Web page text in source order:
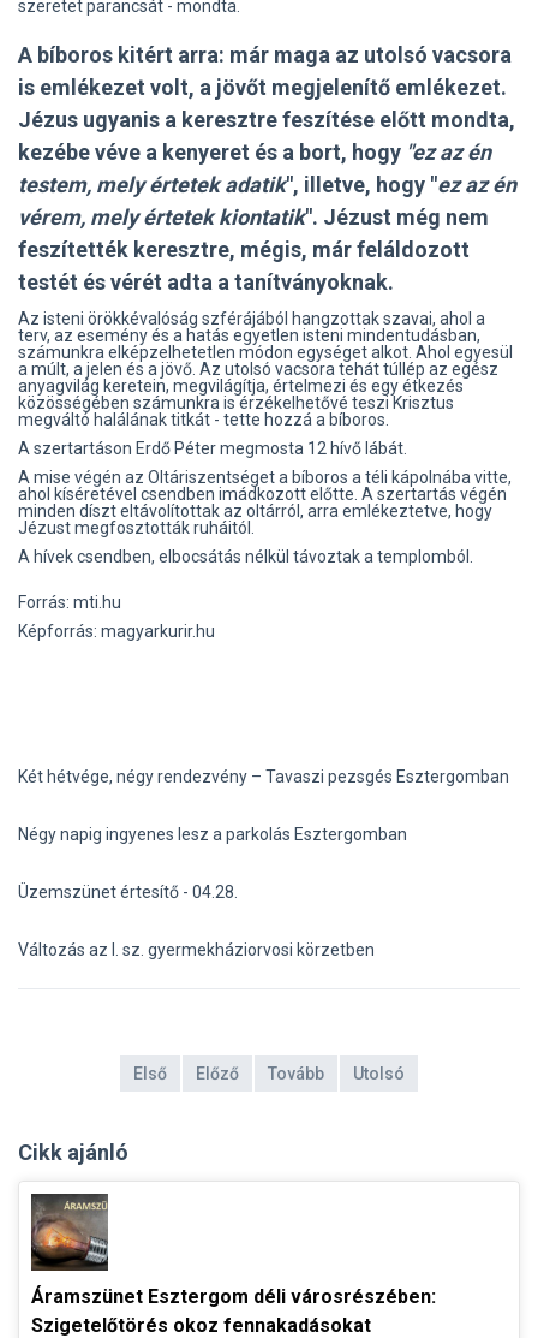
szeretet parancsát - mondta.
A bíboros kitért arra: már maga az utolsó vacsora
is emlékezet volt, a jövőt megjelenítő emlékezet.
Jézus ugyanis a keresztre feszítése előtt mondta,
kezébe véve a kenyeret és a bort, hogy "ez az én
testem, mely értetek adatik", illetve, hogy "ez az én
vérem, mely értetek kiontatik". Jézust még nem
feszítették keresztre, mégis, már feláldozott
testét és vérét adta a tanítványoknak.
Az isteni örökkévalóság szférájából hangzottak szavai, ahol a
terv, az esemény és a hatás egyetlen isteni mindentudásban,
számunkra elképzelhetetlen módon egységet alkot. Ahol egyesül
a múlt, a jelen és a jövő. Az utolsó vacsora tehát túllép az egész
anyagvilág keretein, megvilágítja, értelmezi és egy étkezés
közösségében számunkra is érzékelhetővé teszi Krisztus
megváltó halálának titkát - tette hozzá a bíboros.
A szertartáson Erdő Péter megmosta 12 hívő lábát.
A mise végén az Oltáriszentséget a bíboros a téli kápolnába vitte,
ahol kíséretével csendben imádkozott előtte. A szertartás végén
minden díszt eltávolítottak az oltárról, arra emlékeztetve, hogy
Jézust megfosztották ruháitól.
A hívek csendben, elbocsátás nélkül távoztak a templomból.
Forrás: mti.hu
Képforrás: magyarkurir.hu
Két hétvége, négy rendezvény – Tavaszi pezsgés Esztergomban
Négy napig ingyenes lesz a parkolás Esztergomban
Üzemszünet értesítő - 04.28.
Változás az I. sz. gyermekháziorvosi körzetben
Első Előző Tovább Utolsó
Cikk ajánló
Áramszünet Esztergom déli városrészében:
Szigetelőtörés okoz fennakadásokat